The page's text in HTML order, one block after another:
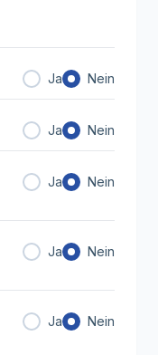
Ja Nein
Ja Nein
Ja Nein
Ja Nein
Ja Nein